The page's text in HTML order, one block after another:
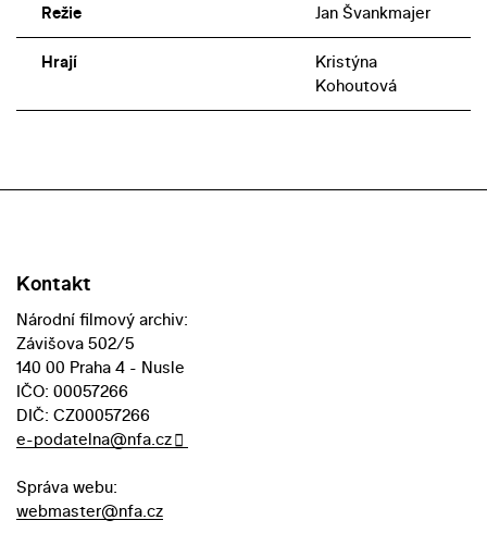
Režie Jan Švankmajer
Hrají
Kristýna
Kohoutová
Kontakt
Národní filmový archiv:
Závišova 502/5
140 00 Praha 4 - Nusle
IČO: 00057266
DIČ: CZ00057266
e-podatelna@nfa.cz
Správa webu:
webmaster@nfa.cz